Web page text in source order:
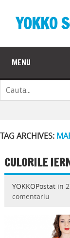
YOKKO
MENU
TAG ARCHIVES:
CULORILE
YOKKOPostat in
comentariu